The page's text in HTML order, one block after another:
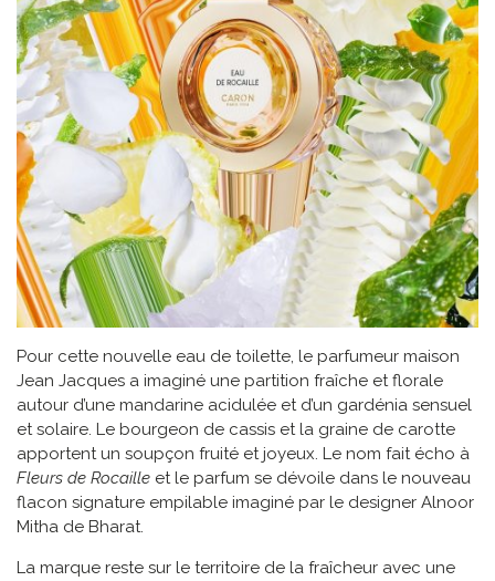
Pour cette nouvelle eau de toilette, le parfumeur maison
Jean Jacques a imaginé une partition fraîche et florale
autour d’une mandarine acidulée et d’un gardénia sensuel
et solaire. Le bourgeon de cassis et la graine de carotte
apportent un soupçon fruité et joyeux. Le nom fait écho à
Fleurs de Rocaille et le parfum se dévoile dans le nouveau
flacon signature empilable imaginé par le designer Alnoor
Mitha de Bharat.
La marque reste sur le territoire de la fraîcheur avec une